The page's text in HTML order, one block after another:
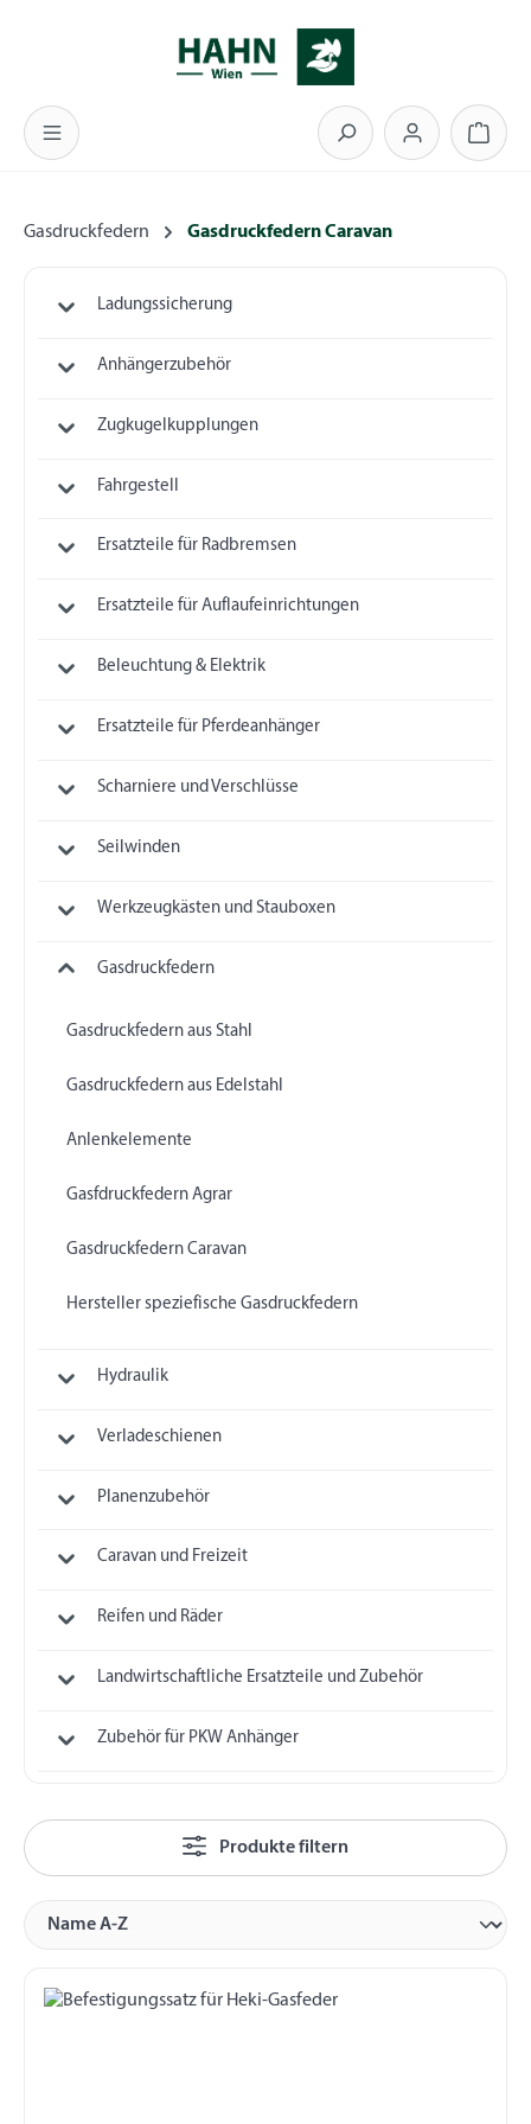
Gasdruckfedern Gasdruckfedern Caravan
Ladungssicherung
Anhängerzubehör
Zugkugelkupplungen
Fahrgestell
Ersatzteile für Radbremsen
Ersatzteile für Auflaufeinrichtungen
Beleuchtung & Elektrik
Ersatzteile für Pferdeanhänger
Scharniere und Verschlüsse
Seilwinden
Werkzeugkästen und Stauboxen
Gasdruckfedern
Gasdruckfedern aus Stahl
Gasdruckfedern aus Edelstahl
Anlenkelemente
Gasfdruckfedern Agrar
Gasdruckfedern Caravan
Hersteller speziefische Gasdruckfedern
Hydraulik
Verladeschienen
Planenzubehör
Caravan und Freizeit
Reifen und Räder
Landwirtschaftliche Ersatzteile und Zubehör
Zubehör für PKW Anhänger
Produkte filtern